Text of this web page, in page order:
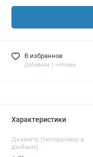
В избранное
Добавили 1 человек
Характеристики
Диаметр (типоразмер в
дюймах)